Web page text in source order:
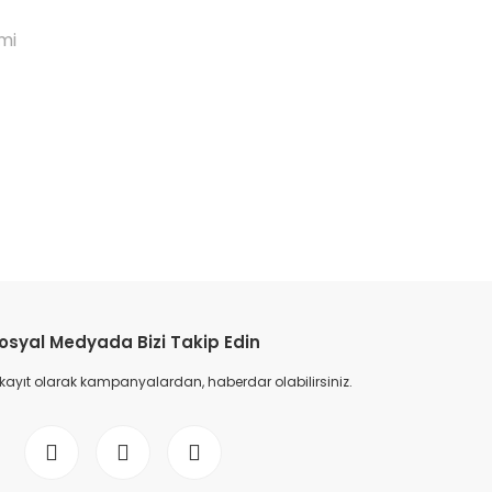
Medyada Bizi Takip Edin
olarak kampanyalardan, haberdar olabilirsiniz.